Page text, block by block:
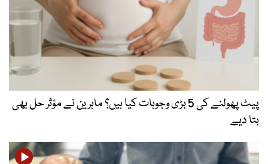
پیٹ پھولنے کی 5 بڑی وجوہات کیا ہیں؟ ماہرین نے مؤثر حل بھی
بتا دیے